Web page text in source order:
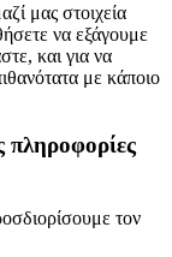
μας στοιχεία
να εξάγουμε
και για να
με κάποιο
πληροφορίες
τον